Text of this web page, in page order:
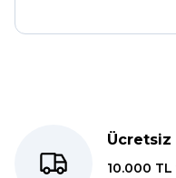
Dolphin aynı kalitede
10.000 TL